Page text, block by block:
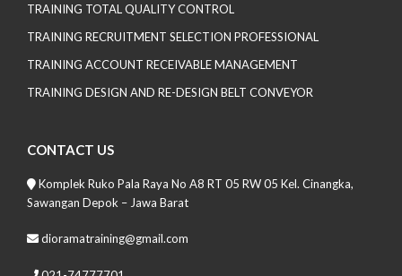
TRAINING TOTAL QUALITY CONTROL
TRAINING RECRUITMENT SELECTION PROFESSIONAL
TRAINING ACCOUNT RECEIVABLE MANAGEMENT
TRAINING DESIGN AND RE-DESIGN BELT CONVEYOR
CONTACT US
Komplek Ruko Pala Raya No A8 RT 05 RW 05 Kel. Cinangka,
Sawangan Depok – Jawa Barat
dioramatraining@gmail.com